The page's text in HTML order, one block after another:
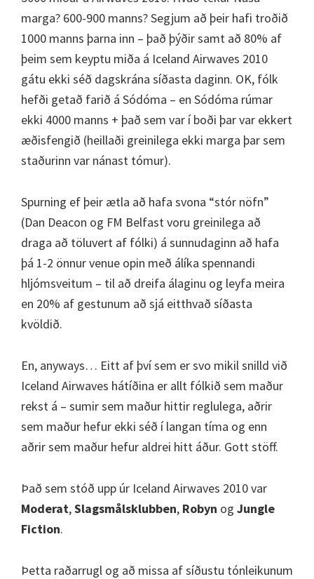
marga? 600-900 manns? Segjum að þeir hafi troðið
1000 manns þarna inn – það þýðir samt að 80% af
þeim sem keyptu miða á Iceland Airwaves 2010
gátu ekki séð dagskrána síðasta daginn. OK, fólk
hefði getað farið á Sódóma – en Sódóma rúmar
ekki 4000 manns + það sem var í boði þar var ekkert
æðisfengið (heillaði greinilega ekki marga þar sem
staðurinn var nánast tómur).
Spurning ef þeir ætla að hafa svona “stór nöfn”
(Dan Deacon og FM Belfast voru greinilega að
draga að töluvert af fólki) á sunnudaginn að hafa
þá 1-2 önnur venue opin með álíka spennandi
hljómsveitum – til að dreifa álaginu og leyfa meira
en 20% af gestunum að sjá eitthvað síðasta
kvöldið.
En, anyways… Eitt af því sem er svo mikil snilld við
Iceland Airwaves hátíðina er allt fólkið sem maður
rekst á – sumir sem maður hittir reglulega, aðrir
sem maður hefur ekki séð í langan tíma og enn
aðrir sem maður hefur aldrei hitt áður. Gott stöff.
Það sem stóð upp úr Iceland Airwaves 2010 var
Moderat,Slagsmålsklubben, Robyn og Jungle
Fiction.
Þetta raðarrugl og að missa af síðustu tónleikunum